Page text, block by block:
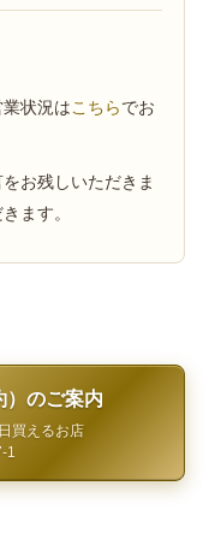
状況はこちらでお
お残しいただきま
ます。
）のご案内
買えるお店
1